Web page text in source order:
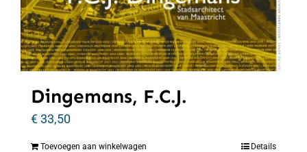
Dingemans, F.C.J.
€33,50
Toevoegen aan winkelwagen Details